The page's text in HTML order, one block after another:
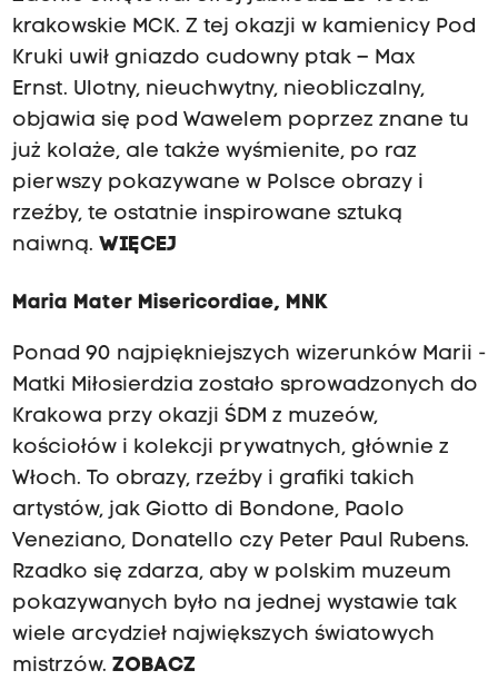
krakowskie MCK. Z tej okazji w kamienicy Pod
Kruki uwił gniazdo cudowny ptak – Max
Ernst. Ulotny, nieuchwytny, nieobliczalny,
objawia się pod Wawelem poprzez znane tu
już kolaże, ale także wyśmienite, po raz
pierwszy pokazywane w Polsce obrazy i
rzeźby, te ostatnie inspirowane sztuką
naiwną. WIĘCEJ
Maria Mater Misericordiae, MNK
Ponad 90 najpiękniejszych wizerunków Marii -
Matki Miłosierdzia zostało sprowadzonych do
Krakowa przy okazji ŚDM z muzeów,
kościołów i kolekcji prywatnych, głównie z
Włoch. To obrazy, rzeźby i grafiki takich
artystów, jak Giotto di Bondone, Paolo
Veneziano, Donatello czy Peter Paul Rubens.
Rzadko się zdarza, aby w polskim muzeum
pokazywanych było na jednej wystawie tak
wiele arcydzieł największych światowych
mistrzów. ZOBACZ